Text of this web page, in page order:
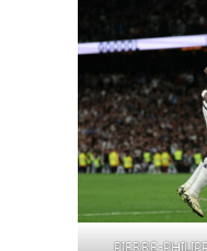
PIERRE-